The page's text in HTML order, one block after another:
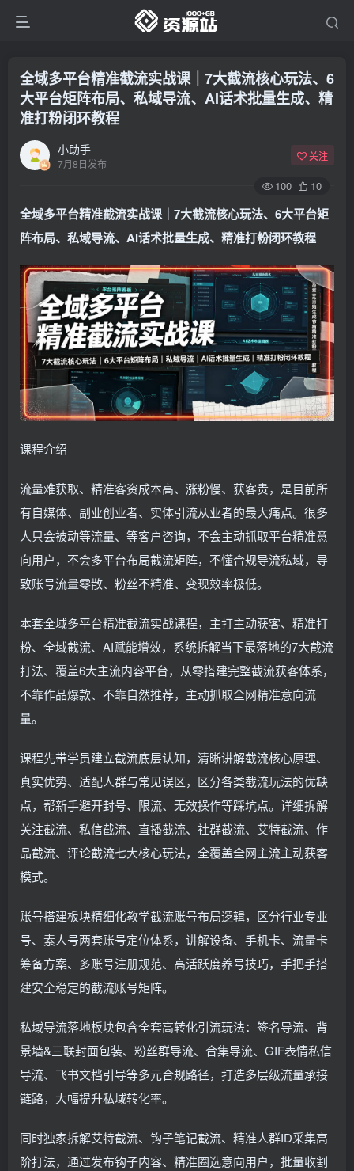
全域多平台精准截流实战课｜7大截流核心玩法、6
大平台矩阵布局、私域导流、AI话术批量生成、精
准打粉闭环教程
小助手
7月8日发布
关注
100 10
全域多平台精准截流实战课｜7大截流核心玩法、6大平台矩
阵布局、私域导流、AI话术批量生成、精准打粉闭环教程
课程介绍
流量难获取、精准客资成本高、涨粉慢、获客贵，是目前所
有自媒体、副业创业者、实体引流从业者的最大痛点。很多
人只会被动等流量、等客户咨询，不会主动抓取平台精准意
向用户，不会多平台布局截流矩阵，不懂合规导流私域，导
致账号流量零散、粉丝不精准、变现效率极低。
本套全域多平台精准截流实战课程，主打主动获客、精准打
粉、全域截流、AI赋能增效，系统拆解当下最落地的7大截流
打法、覆盖6大主流内容平台，从零搭建完整截流获客体系，
不靠作品爆款、不靠自然推荐，主动抓取全网精准意向流
量。
课程先带学员建立截流底层认知，清晰讲解截流核心原理、
真实优势、适配人群与常见误区，区分各类截流玩法的优缺
点，帮新手避开封号、限流、无效操作等踩坑点。详细拆解
关注截流、私信截流、直播截流、社群截流、艾特截流、作
品截流、评论截流七大核心玩法，全覆盖全网主流主动获客
模式。
账号搭建板块精细化教学截流账号布局逻辑，区分行业专业
号、素人号两套账号定位体系，讲解设备、手机卡、流量卡
筹备方案、多账号注册规范、高活跃度养号技巧，手把手搭
建安全稳定的截流账号矩阵。
私域导流落地板块包含全套高转化引流玩法：签名导流、背
景墙&三联封面包装、粉丝群导流、合集导流、GIF表情私信
导流、飞书文档引导等多元合规路径，打造多层级流量承接
链路，大幅提升私域转化率。
同时独家拆解艾特截流、钩子笔记截流、精准人群ID采集高
阶打法，通过发布钩子内容、精准圈选意向用户，批量收割